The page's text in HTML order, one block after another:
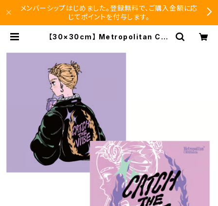
メンバーシップはじめました。登録無料で、ご購入金額に応
じてポイントを付与します。
【30×30cm】 Metropolitan Cro
ル MCB339 / CATCH THE VIBE